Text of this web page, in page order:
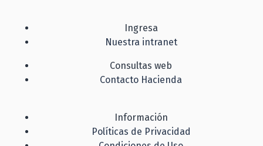
Ingresa
Nuestra intranet
Consultas web
Contacto Hacienda
Información
Políticas de Privacidad